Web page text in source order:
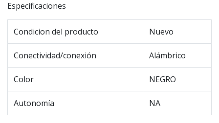
Especificaciones
Condicion del producto Nuevo
Conectividad/conexión Alámbrico
Color NEGRO
Autonomía NA